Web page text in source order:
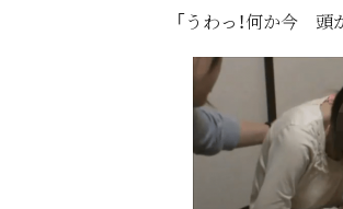
「うわっ！何か今 頭